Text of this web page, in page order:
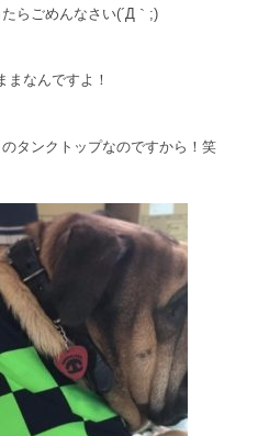
らごめんなさい(´Д｀;)
まなんですよ！
タンクトップなのですから！笑